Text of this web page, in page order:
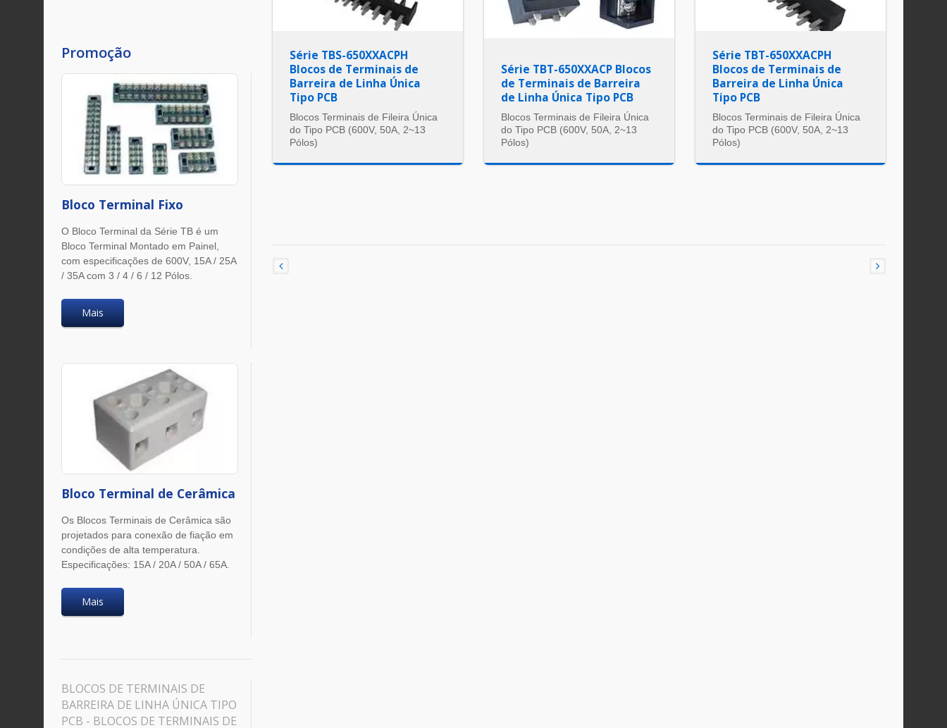
Promoção
Bloco Terminal Fixo
O Bloco Terminal da Série TB é um
Bloco Terminal Montado em Painel,
com especificações de 600V, 15A / 25A
/ 35A com 3 / 4 / 6 / 12 Pólos.
Mais
Bloco Terminal de Cerâmica
Os Blocos Terminais de Cerâmica são
projetados para conexão de fiação em
condições de alta temperatura.
Especificações: 15A / 20A / 50A / 65A.
Mais
BLOCOS DE TERMINAIS DE
BARREIRA DE LINHA ÚNICA TIPO
PCB - BLOCOS DE TERMINAIS DE
Série TBS-650XXACPH
Blocos de Terminais de
Barreira de Linha Única
Tipo PCB
Blocos Terminais de Fileira Única
do Tipo PCB (600V, 50A, 2~13
Pólos)
Série TBT-650XXACP Blocos
de Terminais de Barreira
de Linha Única Tipo PCB
Blocos Terminais de Fileira Única
do Tipo PCB (600V, 50A, 2~13
Pólos)
Série TBT-650XXACPH
Blocos de Terminais de
Barreira de Linha Única
Tipo PCB
Blocos Terminais de Fileira Única
do Tipo PCB (600V, 50A, 2~13
Pólos)